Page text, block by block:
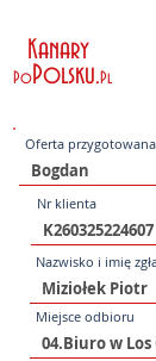
Kanary
PoPolsku.Pl
Oferta
Nr klienta
Nazwisko i imię
Miejsce odbioru